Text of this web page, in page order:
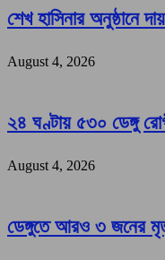
শেখ হাসিনার অনুষ্ঠানে
August 4, 2026
২৪ ঘণ্টায় ৫৩০ ডেঙ্গু
August 4, 2026
ডেঙ্গুতে আরও ৩ জনের